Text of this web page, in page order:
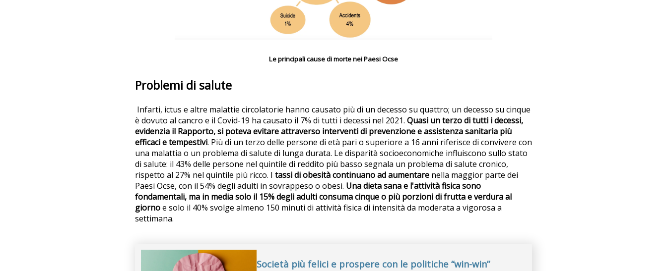
Le principali cause di morte nei Paesi Ocse
Problemi di salute
Infarti, ictus e altre malattie circolatorie hanno causato più di un decesso su quattro; un decesso su cinque
è dovuto al cancro e il Covid-19 ha causato il 7% di tutti i decessi nel 2021. Quasi un terzo di tutti i decessi,
evidenzia il Rapporto, si poteva evitare attraverso interventi di prevenzione e assistenza sanitaria più
efficaci e tempestivi. Più di un terzo delle persone di età pari o superiore a 16 anni riferisce di convivere con
una malattia o un problema di salute di lunga durata. Le disparità socioeconomiche influiscono sullo stato
di salute: il 43% delle persone nel quintile di reddito più basso segnala un problema di salute cronico,
rispetto al 27% nel quintile più ricco. I tassi di obesità continuano ad aumentare nella maggior parte dei
Paesi Ocse, con il 54% degli adulti in sovrappeso o obesi. Una dieta sana e l'attività fisica sono
fondamentali, ma in media solo il 15% degli adulti consuma cinque o più porzioni di frutta e verdura al
giornoe solo il 40% svolge almeno 150 minuti di attività fisica di intensità da moderata a vigorosa a
settimana.
Società più felici e prospere con le politiche “win-win”